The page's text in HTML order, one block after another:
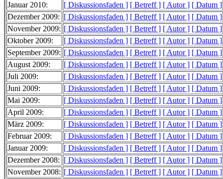
Januar 2010:
[ Diskussionsfaden ] [ Betreff ] [ Autor ] [ Datum ]
Dezember 2009: [ Diskussionsfaden ] [ Betreff ] [ Autor ] [ Datum ]
November 2009: [ Diskussionsfaden ] [ Betreff ] [ Autor ] [ Datum ]
Oktober 2009:
[ Diskussionsfaden ] [ Betreff ] [ Autor ] [ Datum ]
September 2009: [ Diskussionsfaden ] [ Betreff ] [ Autor ] [ Datum ]
August 2009:
[ Diskussionsfaden ] [ Betreff ] [ Autor ] [ Datum ]
Juli 2009:
[ Diskussionsfaden ] [ Betreff ] [ Autor ] [ Datum ]
Juni 2009:
[ Diskussionsfaden ] [ Betreff ] [ Autor ] [ Datum ]
Mai 2009:
[ Diskussionsfaden ] [ Betreff ] [ Autor ] [ Datum ]
April 2009:
[ Diskussionsfaden ] [ Betreff ] [ Autor ] [ Datum ]
März 2009:
[ Diskussionsfaden ] [ Betreff ] [ Autor ] [ Datum ]
Februar 2009:
[ Diskussionsfaden ] [ Betreff ] [ Autor ] [ Datum ]
Januar 2009:
[ Diskussionsfaden ] [ Betreff ] [ Autor ] [ Datum ]
Dezember 2008: [ Diskussionsfaden ] [ Betreff ] [ Autor ] [ Datum ]
November 2008: [ Diskussionsfaden ] [ Betreff ] [ Autor ] [ Datum ]